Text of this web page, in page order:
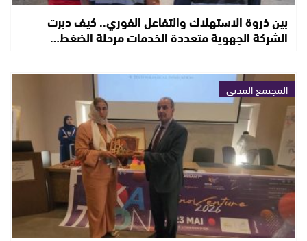
بين ذروة الاستهلاك والتفاعل الفوري.. كيف دبرت
الشركة الجهوية متعددة الخدمات مرحلة الضغط…
المجتمع المدني